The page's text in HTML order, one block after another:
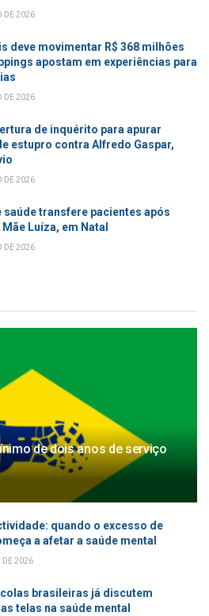
DE 2026
deve movimentar R$ 368 milhões
apostam em experiências para
DE 2026
de inquérito para apurar
estupro contra Alfredo Gaspar,
DE 2026
saúde transfere pacientes após
Luíza, em Natal
DE 2026
de dois anos de serviço
quando o excesso de
a afetar a saúde mental
DE 2026
brasileiras já discutem
telas na saúde mental